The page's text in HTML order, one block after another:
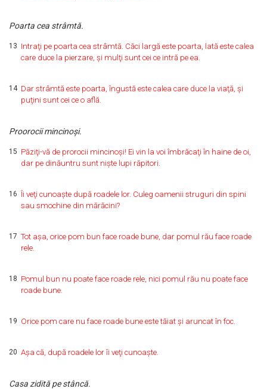
Poarta cea strâmtă.
13 Intraţi pe poarta cea strâmtă. Căci largă este poarta, lată este calea
care duce la pierzare, şi mulţi sunt cei ce intră pe ea.
14 Dar strâmtă este poarta, îngustă este calea care duce la viaţă, şi
puţini sunt cei ce o află.
Proorocii mincinoşi.
15 Păziţi-vă de prorocii mincinoşi! Ei vin la voi îmbrăcaţi în haine de oi,
dar pe dinăuntru sunt nişte lupi răpitori.
16 Îi veţi cunoaşte după roadele lor. Culeg oamenii struguri din spini
sau smochine din mărăcini?
17 Tot aşa, orice pom bun face roade bune, dar pomul rău face roade
rele.
18 Pomul bun nu poate face roade rele, nici pomul rău nu poate face
roade bune.
19 Orice pom care nu face roade bune este tăiat şi aruncat în foc.
20 Aşa că, după roadele lor îi veţi cunoaşte.
Casa zidită pe stâncă.